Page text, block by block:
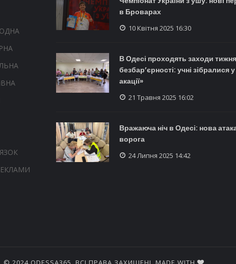
в Броварах
10 Квітня 2025 16:30
В Одесі проходять заходи тижня
безбар’єрності: учні зібралися у
акації»
21 Травня 2025 16:02
Вражаюча ніч в Одесі: нова
ворога
24 Липня 2025 14:42